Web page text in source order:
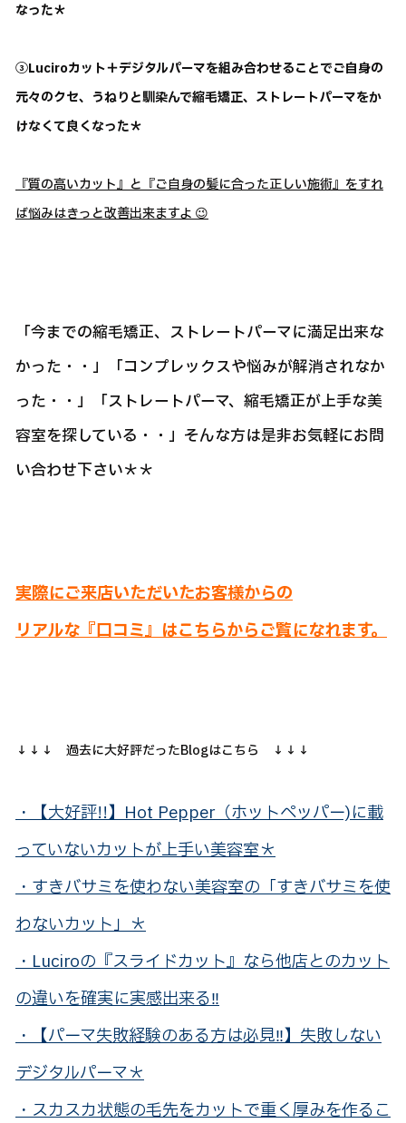
なった＊
③Luciroカット＋デジタルパーマを組み合わせることでご自身の
元々のクセ、うねりと馴染んで縮毛矯正、ストレートパーマをか
けなくて良くなった＊
『質の高いカット』と『ご自身の髪に合った正しい施術』をすれ
ば悩みはきっと改善出来ますよ 😉
「今までの縮毛矯正、ストレートパーマに満足出来な
かった・・」「コンプレックスや悩みが解消されなか
った・・」「ストレートパーマ、縮毛矯正が上手な美
容室を探している・・」そんな方は是非お気軽にお問
い合わせ下さい＊＊
実際にご来店いただいたお客様からの
リアルな『口コミ』はこちらからご覧になれます。
↓↓↓ 過去に大好評だったBlogはこちら ↓↓↓
・【大好評!!】Hot Pepper（ホットペッパー)に載
っていないカットが上手い美容室＊
・すきバサミを使わない美容室の「すきバサミを使
わないカット」＊
・Luciroの『スライドカット』なら他店とのカット
の違いを確実に実感出来る‼
・【パーマ失敗経験のある方は必見‼】失敗しない
デジタルパーマ＊
・スカスカ状態の毛先をカットで重く厚みを作るこ